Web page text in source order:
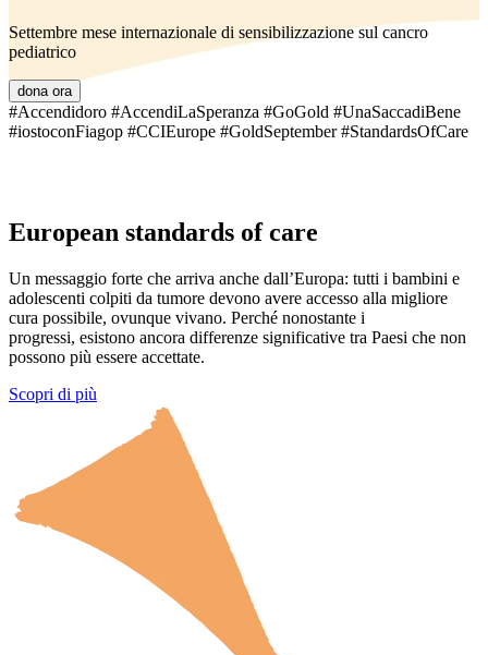
Settembre mese internazionale di sensibilizzazione sul cancro
pediatrico
dona ora
#Accendidoro #AccendiLaSperanza #GoGold #UnaSaccadiBene
#iostoconFiagop #CCIEurope #GoldSeptember#StandardsOfCare
European standards of care
Un messaggio forte che arriva anche dall’Europa: tutti i bambini e
adolescenti colpiti da tumore devono avere accesso alla migliore
cura possibile, ovunque vivano. Perché nonostante i
progressi, esistono ancora differenze significative tra Paesi che non
possono più essere accettate.
Scopri di più